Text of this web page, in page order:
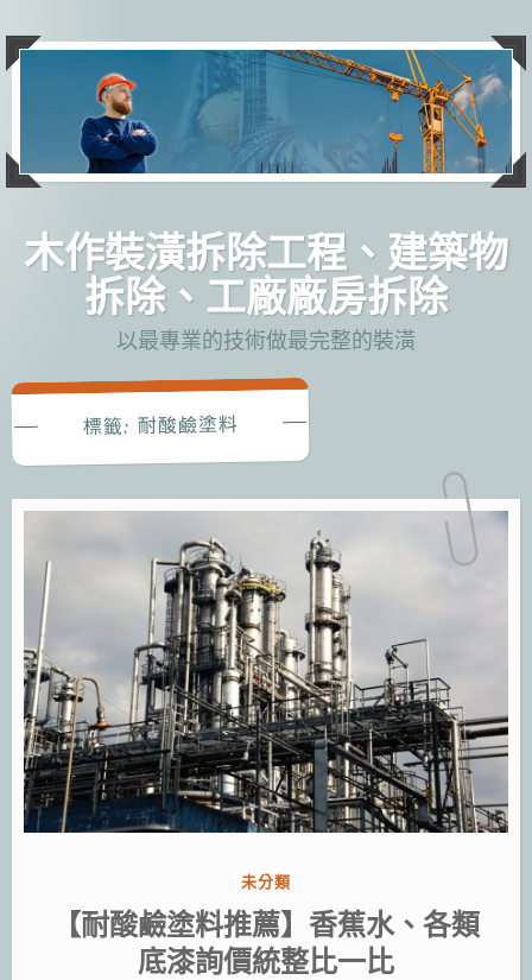
主
木作裝潢拆除工程、建築物
拆除、工廠廠房拆除
以最專業的技術做最完整的裝潢
標籤:耐酸鹼塗料
分
類:
未分類
【耐酸鹼塗料推薦】香蕉水、各類
底漆詢價統整比一比